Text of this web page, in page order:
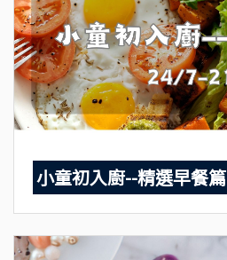
小童初入廚--精選早餐篇